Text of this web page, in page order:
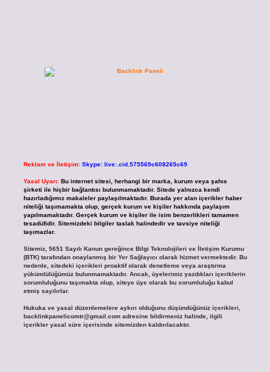
Reklam ve İletişim: Skype: live:.cid.575569c608265c69
Yasal Uyarı: Bu internet sitesi, herhangi bir marka, kurum veya şahıs
şirketi ile hiçbir bağlantısı bulunmamaktadır. Sitede yalnızca kendi
hazırladığımız makaleler paylaşılmaktadır. Burada yer alan içerikler haber
niteliği taşımamakta olup, gerçek kurum ve kişiler hakkında paylaşım
yapılmamaktadır. Gerçek kurum ve kişiler ile isim benzerlikleri tamamen
tesadüfidir. Sitemizdeki bilgiler taslak halindedir ve tavsiye niteliği
taşımazlar.
Sitemiz, 5651 Sayılı Kanun gereğince Bilgi Teknolojileri ve İletişim Kurumu
(BTK) tarafından onaylanmış bir Yer Sağlayıcı olarak hizmet vermektedir. Bu
nedenle, sitedeki içerikleri proaktif olarak denetleme veya araştırma
yükümlülüğümüz bulunmamaktadır. Ancak, üyelerimiz yazdıkları içeriklerin
sorumluluğunu taşımakta olup, siteye üye olarak bu sorumluluğu kabul
etmiş sayılırlar.
Hukuka ve yasal düzenlemelere aykırı olduğunu düşündüğünüz içerikleri,
backlinkpanelicomtr@gmail.comadresine bildirmeniz halinde, ilgili
içerikler yasal süre içerisinde sitemizden kaldırılacaktır.